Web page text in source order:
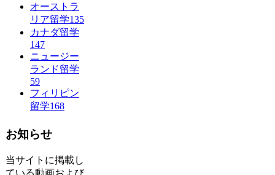
オーストラ
リア留学135
カナダ留学
147
ニュージー
ランド留学
59
フィリピン
留学168
お知らせ
当サイトに掲載し